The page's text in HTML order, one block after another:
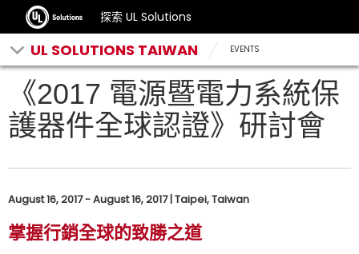
探索 UL Solutions
UL SOLUTIONS TAIWAN EVENTS
《2017 電源暨電力系統保
護器件全球認證》研討會
August 16, 2017 - August 16, 2017 | Taipei, Taiwan
掌握行銷全球的致勝之道